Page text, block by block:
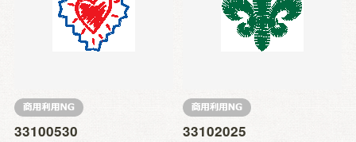
33100530 33102025